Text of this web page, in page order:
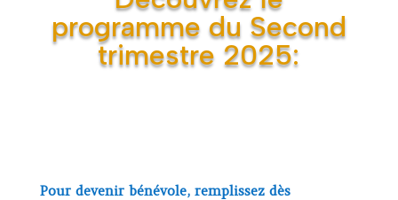
programme du Second
trimestre 2025:
Pour devenir bénévole, remplissez dès